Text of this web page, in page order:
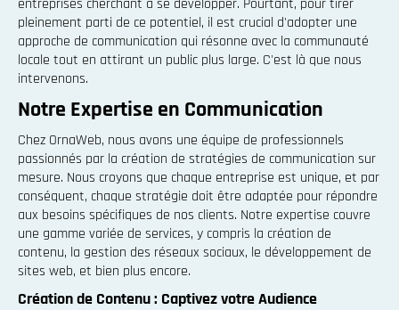
entreprises cherchant à se développer. Pourtant, pour tirer
pleinement parti de ce potentiel, il est crucial d'adopter une
approche de communication qui résonne avec la communauté
locale tout en attirant un public plus large. C'est là que nous
intervenons.
Notre Expertise en Communication
Chez OrnaWeb, nous avons une équipe de professionnels
passionnés par la création de stratégies de communication sur
mesure. Nous croyons que chaque entreprise est unique, et par
conséquent, chaque stratégie doit être adaptée pour répondre
aux besoins spécifiques de nos clients. Notre expertise couvre
une gamme variée de services, y compris la création de
contenu, la gestion des réseaux sociaux, le développement de
sites web, et bien plus encore.
Création de Contenu : Captivez votre Audience